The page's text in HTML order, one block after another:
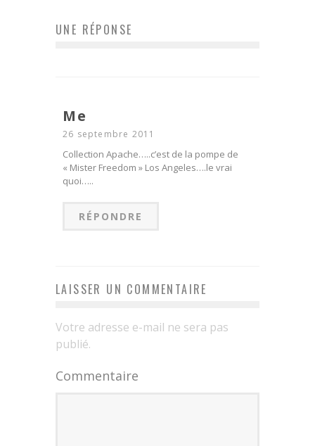
UNE RÉPONSE
Me
26 septembre 2011
Collection Apache…..c’est de la pompe de
« Mister Freedom » Los Angeles….le vrai
quoi…..
RÉPONDRE
LAISSER UN COMMENTAIRE
Votre adresse e-mail ne sera pas
publié.
Commentaire